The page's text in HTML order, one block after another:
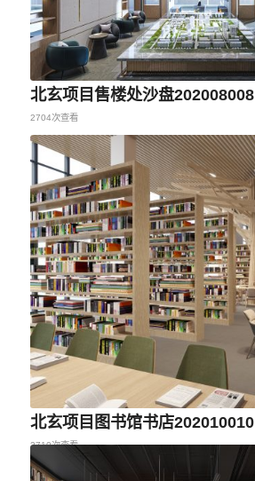
北玄项目售楼处沙盘202008008
2704次查看
北玄项目图书馆书店202010010
2710次查看